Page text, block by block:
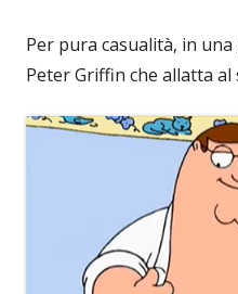
Per pura casualità, in
Peter Griffin che allatta al